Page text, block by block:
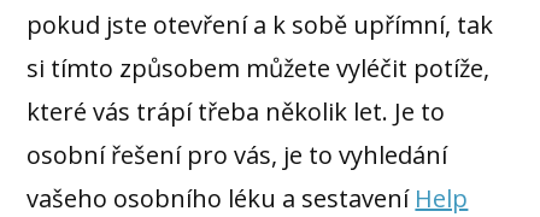
pokud jste otevření a k sobě upřímní, tak
si tímto způsobem můžete vyléčit potíže,
které vás trápí třeba několik let. Je to
osobní řešení pro vás, je to vyhledání
vašeho osobního léku a sestavení Help